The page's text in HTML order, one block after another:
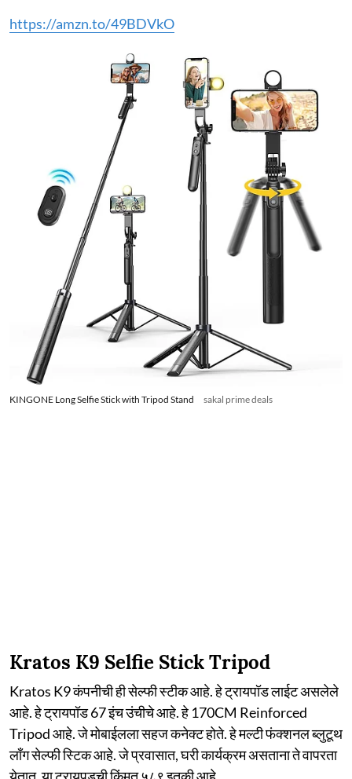
https://amzn.to/49BDVkO
KINGONE Long Selfie Stick with Tripod Stand sakal prime deals
Kratos K9 Selfie Stick Tripod
Kratos K9 कंपनीची ही सेल्फी स्टीक आहे. हे ट्रायपॉड लाईट असलेले
आहे. हे ट्रायपॉड 67 इंच उंचीचे आहे. हे 170CM Reinforced
Tripod आहे. जे मोबाईलला सहज कनेक्ट होते. हे मल्टी फंक्शनल ब्लुटूथ
लाँग सेल्फी स्टिक आहे. जे प्रवासात, घरी कार्यक्रम असताना ते वापरता
येतात. या ट्रायप़डची किंमत ५८९ इतकी आहे.